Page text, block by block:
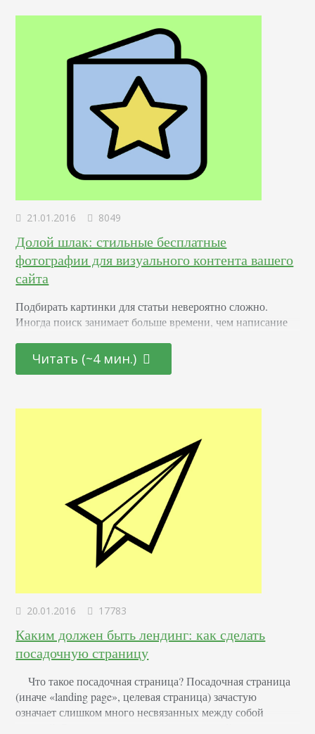
рейтинга SEO-студий? А зачем он нужен порталу?…
21.01.2016 8049
Долой шлак: стильные бесплатные
фотографии для визуального контента вашего
сайта
Подбирать картинки для статьи невероятно сложно.
Иногда поиск занимает больше времени, чем написание
интернете полно подборок с бесплатными фотостоками и
фотобанками, но в большинстве своем это жуткий шлак, в
Читать (~4 мин.)
20.01.2016 17783
Каким должен быть лендинг: как сделать
посадочную страницу
Что такое посадочная страница? Посадочная страница
(иначе «landing page», целевая страница) зачастую
означает слишком много несвязанных между собой